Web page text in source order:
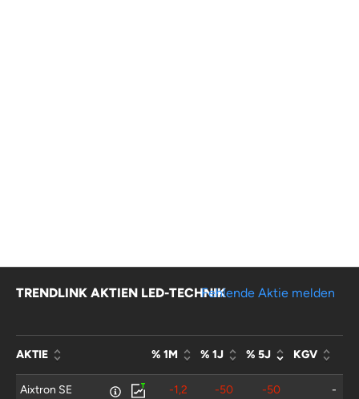
TRENDLINK AKTIEN LED-TECHNIKFehlende Aktie melden
AKTIE % 1M % 1J % 5J KGV
Aixtron SE -1,2 -50 -50 -